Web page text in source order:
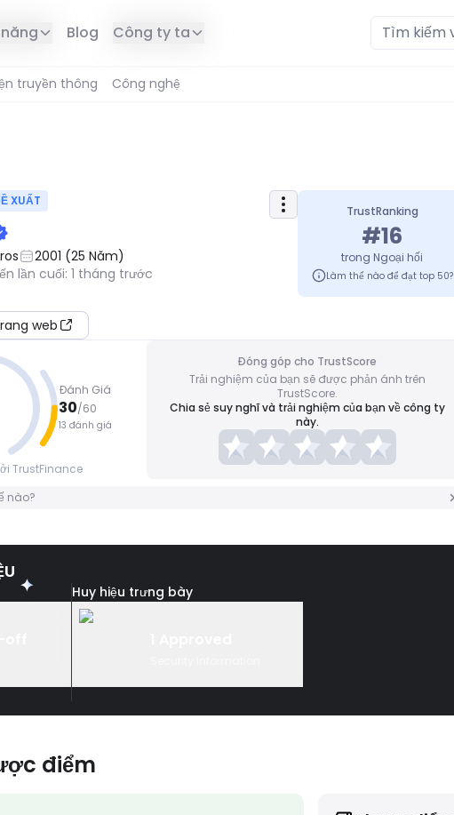
Blog Công ty ta
truyền thông Công nghệ
XUẤT
2001 (25 Năm)
lần cuối: 1 tháng trước
TrustRanking
#16
trong Ngoại hối
Làm thế nào để đạt top 50?
web
Đánh Giá
30/60
13 đánh giá
TrustFinance
Đóng góp cho TrustScore
Trải nghiệm của bạn sẽ được phản ánh trên
TrustScore.
Chia sẻ suy nghĩ và trải nghiệm của bạn về công ty
này.
nào?
Huy hiệu trưng bày
điểm